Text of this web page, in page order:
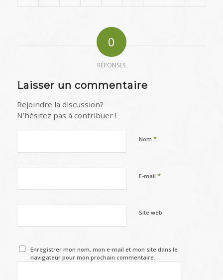
0
RÉPONSES
Laisser un commentaire
Rejoindre la discussion?
N’hésitez pas à contribuer !
Nom *
E-mail *
Site web
Enregistrer mon nom, mon e-mail et mon site dans le
navigateur pour mon prochain commentaire.